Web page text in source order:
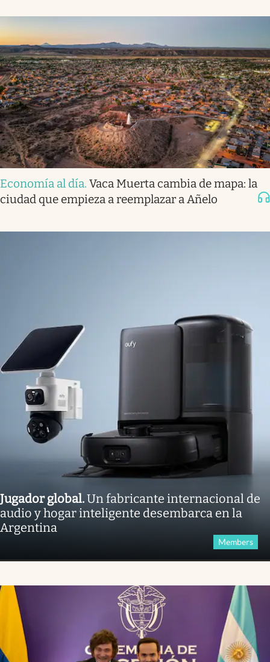
Economía al día. Vaca Muerta cambia de mapa: la
ciudad que empieza a reemplazar a Añelo
Jugador global.Un fabricante internacional de
audio y hogar inteligente desembarca en la
Argentina
Members